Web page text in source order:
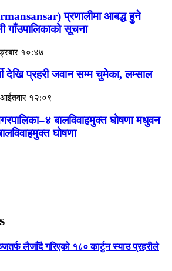
प्रणालीमा आबद्ध हुने
गाँउपालिकाको सूचना
१०:४७
देखि प्रहरी जवान सम्म चुमेका, लम्साल
१२:०९
बालविवाहमुक्त घोषणा मधुवन
घोषणा
लैजाँदै गरिएको १८० कार्टुन स्याउ प्रहरीले